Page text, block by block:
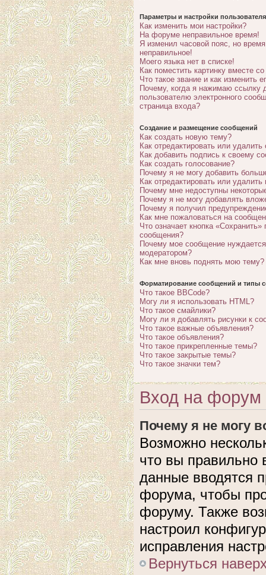
Параметры и настройки пользователя
Как изменить мои настройки?
На форуме неправильное время!
Я изменил часовой пояс, но
неправильное!
Моего языка нет в списке!
Как поместить картинку вместе
Что такое звание и как изменить
Почему, когда я нажимаю ссылку
пользователю электронного
страница входа?
Создание и размещение сообщений
Как создать новую тему?
Как отредактировать или
Как добавить подпись к своему
Как создать голосование?
Почему я не могу добавить
Как отредактировать или удалить
Почему мне недоступны
Почему я не могу добавлять
Почему я получил
Как мне пожаловаться на
Что означает кнопка «Сохранить»
сообщения?
Почему мое сообщение
модератором?
Как мне вновь поднять мою тему?
Форматирование сообщений и типы
Что такое BBCode?
Могу ли я использовать HTML?
Что такое смайлики?
Могу ли я добавлять рисунки к
Что такое важные объявления?
Что такое объявления?
Что такое прикрепленные темы?
Что такое закрытые темы?
Что такое значки тем?
Вход на форум
Почему я не могу
Возможно
что вы правильно
данные вводятся
форума, чтобы
форуму. Также
настроил
исправления
Вернуться